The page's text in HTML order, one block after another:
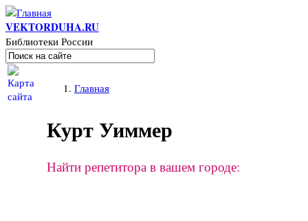
Перейти к основному содержанию
VEKTORDUHA.RU
Библиотеки России
Форма поиска
Поиск
Вы здесьГлавная
Курт Уиммер
Найти репетитора в вашем городе: